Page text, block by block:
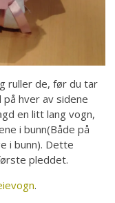
ruller de, før du tar
hver av sidene
en litt lang vogn,
i bunn(Både på
i bunn). Dette
pleddet.
.